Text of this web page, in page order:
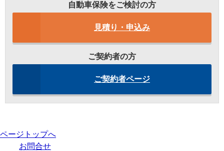
自動車保険をご検討の方
見積り・申込み
ご契約者の方
ご契約者ページ
ページトップへ
お問合せ